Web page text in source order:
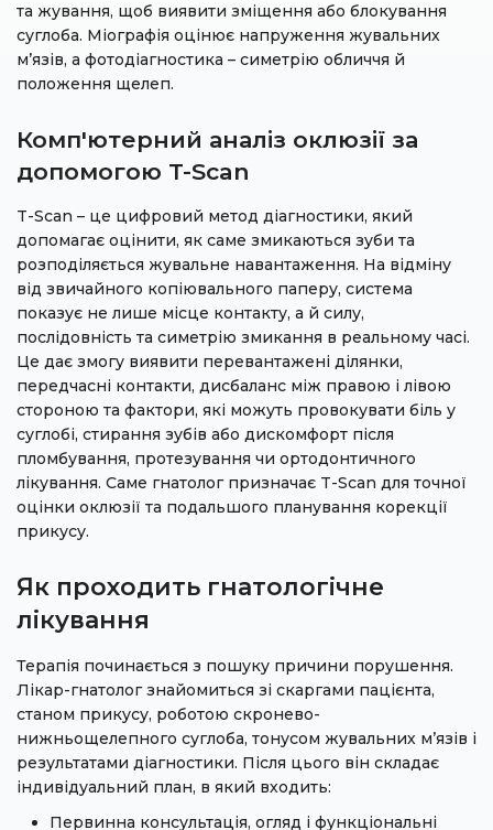
та жування, щоб виявити зміщення або блокування
суглоба. Міографія оцінює напруження жувальних
м’язів, а фотодіагностика – симетрію обличчя й
положення щелеп.
Комп'ютерний аналіз оклюзії за
допомогою T-Scan
T-Scan – це цифровий метод діагностики, який
допомагає оцінити, як саме змикаються зуби та
розподіляється жувальне навантаження. На відміну
від звичайного копіювального паперу, система
показує не лише місце контакту, а й силу,
послідовність та симетрію змикання в реальному часі.
Це дає змогу виявити перевантажені ділянки,
передчасні контакти, дисбаланс між правою і лівою
стороною та фактори, які можуть провокувати біль у
суглобі, стирання зубів або дискомфорт після
пломбування, протезування чи ортодонтичного
лікування. Саме гнатолог призначає T-Scan для точної
оцінки оклюзії та подальшого планування корекції
прикусу.
Як проходить гнатологічне
лікування
Терапія починається з пошуку причини порушення.
Лікар-гнатолог знайомиться зі скаргами пацієнта,
станом прикусу, роботою скронево-
нижньощелепного суглоба, тонусом жувальних м’язів і
результатами діагностики. Після цього він складає
індивідуальний план, в який входить:
Первинна консультація, огляд і функціональні